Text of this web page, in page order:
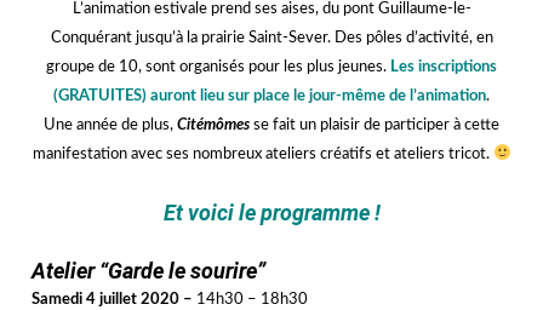
L’animation estivale prend ses aises, du pont Guillaume-le-
Conquérant jusqu’à la prairie Saint-Sever. Des pôles d’activité, en
groupe de 10, sont organisés pour les plus jeunes. Les inscriptions
(GRATUITES) auront lieu sur place le jour-même de l’animation.
Une année de plus, Citémômes se fait un plaisir de participer à cette
manifestation avec ses nombreux ateliers créatifs et ateliers tricot.
Et voici le programme!
Atelier “Garde le sourire”
Samedi 4 juillet 2020 – 14h30 – 18h30